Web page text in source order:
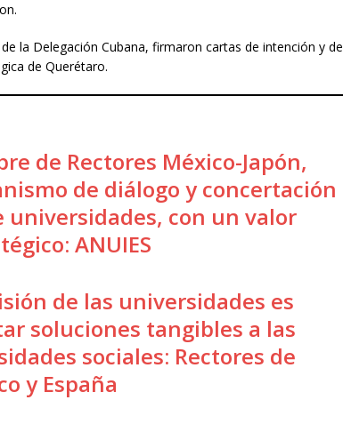
la Delegación Cubana, firmaron cartas de intención y de
de Querétaro.
de Rectores México-Japón,
de diálogo y concertación
universidades, con un valor
ANUIES
de las universidades es
soluciones tangibles a las
sociales: Rectores de
y España